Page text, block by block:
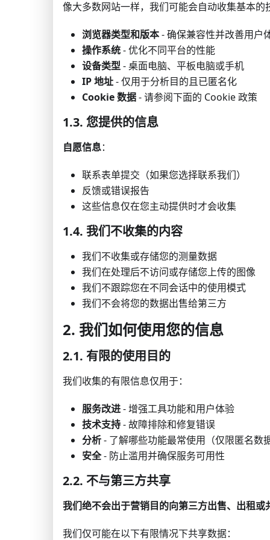
像大多数网站一样，我们可能会自动收集基本的
浏览器类型和版本- 确保兼容性并改善用户
操作系统- 优化不同平台的性能
设备类型- 桌面电脑、平板电脑或手机
IP 地址- 仅用于分析目的且已匿名化
Cookie 数据- 请参阅下面的 Cookie 政策
1.3. 您提供的信息
自愿信息：
联系表单提交（如果您选择联系我们）
反馈或错误报告
这些信息仅在您主动提供时才会收集
1.4. 我们不收集的内容
我们不收集或存储您的测量数据
我们在处理后不访问或存储您上传的图像
我们不跟踪您在不同会话中的使用模式
我们不会将您的数据出售给第三方
2. 我们如何使用您的信息
2.1. 有限的使用目的
我们收集的有限信息仅用于：
服务改进- 增强工具功能和用户体验
技术支持- 故障排除和修复错误
分析- 了解哪些功能最常使用（仅限匿名数据
安全- 防止滥用并确保服务可用性
2.2. 不与第三方共享
我们绝不会出于营销目的向第三方出售、出租或
我们仅可能在以下有限情况下共享数据：